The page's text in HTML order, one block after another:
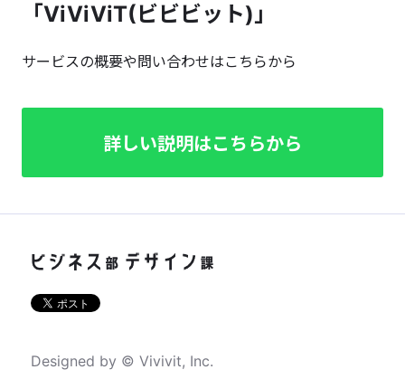
「ViViViT(ビビビット)」
サービスの概要や問い合わせはこちらから
詳しい説明はこちらから
Designed by © Vivivit, Inc.